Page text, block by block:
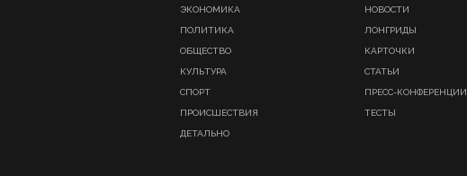
ЭКОНОМИКА
ПОЛИТИКА
ОБЩЕСТВО
КУЛЬТУРА
СПОРТ
ПРОИСШЕСТВИЯ
ДЕТАЛЬНО
НОВОСТИ
ЛОНГРИДЫ
КАРТОЧКИ
СТАТЬИ
ПРЕСС-КОНФЕРЕНЦИИ
ТЕСТЫ